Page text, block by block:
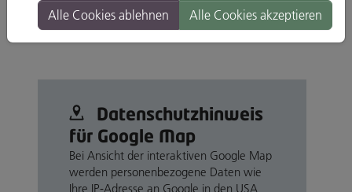
Branche: Cafés
Standort: Altstadt
Datenschutz­hinweis
für Google Map
Bei Ansicht der interaktiven Google Map
werden personenbezogene Daten wie
Ihre IP-Adresse an Google in den USA
Alle Cookies ablehnen Alle Cookies akzeptieren